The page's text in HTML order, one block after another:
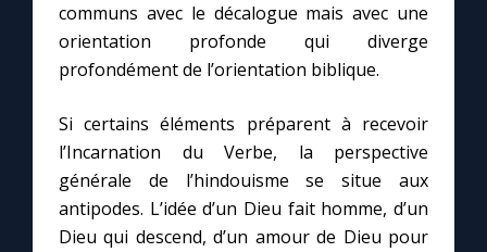
communs avec le décalogue mais avec une
orientation profonde qui diverge
profondément de l’orientation biblique.
Si certains éléments préparent à recevoir
l’Incarnation du Verbe, la perspective
générale de l’hindouisme se situe aux
antipodes. L’idée d’un Dieu fait homme, d’un
Dieu qui descend, d’un amour de Dieu pour